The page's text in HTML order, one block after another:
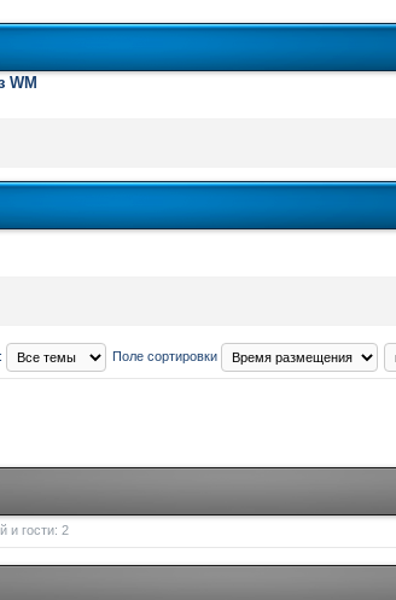
WM
Поле сортировки
и гости: 2